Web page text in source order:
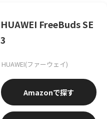
HUAWEI FreeBuds SE
3
HUAWEI(ファーウェイ)
Amazon